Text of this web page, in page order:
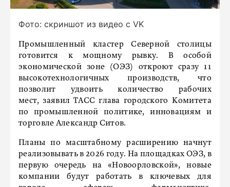
Фото: скриншот из видео с VK
Промышленный кластер Северной столицы
готовится к мощному рывку. В особой
экономической зоне (ОЭЗ) откроют сразу 11
высокотехнологичных производств, что
позволит удвоить количество рабочих
мест, заявил ТАСС глава городского Комитета
по промышленной политике, инновациям и
торговле Александр Ситов.
Планы по масштабному расширению начнут
реализовывать в 2026 году. На площадках ОЭЗ, в
первую очередь на «Новоорловской», новые
компании будут работать в ключевых для